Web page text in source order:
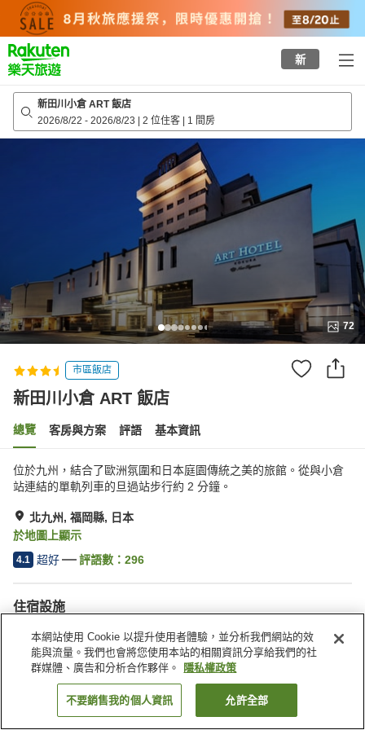
top
page
新
新田川小倉 ART 飯店
2026/8/22 - 2026/8/23 | 2 位住客 | 1 間房
72
市區飯店
新田川小倉 ART 飯店
總覽 客房與方案 評語 基本資訊
位於九州，結合了歐洲氛圍和日本庭園傳統之美的旅館。從與小倉
站連結的單軌列車的旦過站步行約 2 分鐘。
北九州, 福岡縣, 日本
於地圖上顯示
4.1 超好 評語數： 296
住宿設施
無線網路
餐廳
私人餐廳
休息室
找客房
本網站使用 Cookie 以提升使用者體驗，並分析我們網站的效
能與流量。我們也會將您使用本站的相關資訊分享給我們的社
群媒體、廣告和分析合作夥伴。
隱私權政策
不要銷售我的個人資訊 允許全部